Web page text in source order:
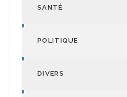
SANTÉ
POLITIQUE
DIVERS